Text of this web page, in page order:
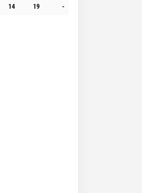
14 19 -